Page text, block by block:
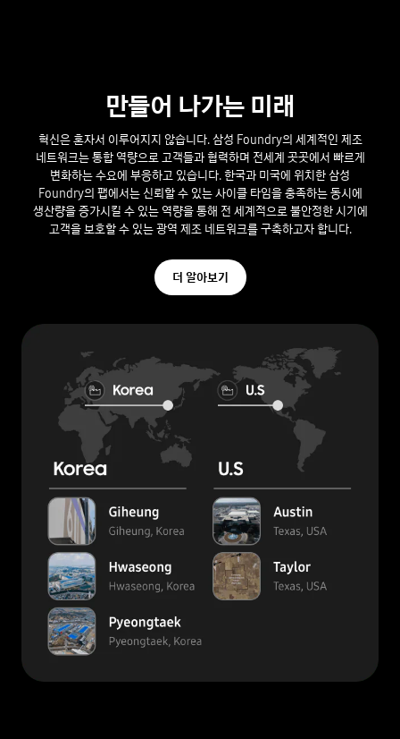
만들어 나가는 미래
혁신은 혼자서 이루어지지 않습니다. 삼성 Foundry의 세계적인 제조
네트워크는 통합 역량으로 고객들과 협력하며 전세계 곳곳에서 빠르게
변화하는 수요에 부응하고 있습니다. 한국과 미국에 위치한 삼성
Foundry의 팹에서는 신뢰할 수 있는 사이클 타임을 충족하는 동시에
생산량을 증가시킬 수 있는 역량을 통해 전 세계적으로 불안정한 시기에
고객을보호할 수 있는 광역 제조 네트워크를 구축하고자 합니다.
더 알아보기